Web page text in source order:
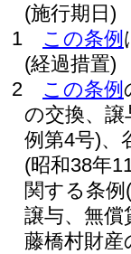
(施行期日)
1
この条例
(経過措置)
2
この条例
の交換、譲
例第4号)、
(昭和38年
関する条例
譲与、無償
藤橋村財産